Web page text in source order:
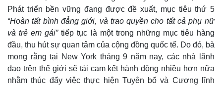
Phát triển bền vững đang được đề xuất, mục tiêu thứ 5
“Hoàn tất bình đẳng giới, và trao quyền cho tất cả phụ nữ
và trẻ em gái”tiếp tục là một trong những mục tiêu hàng
đầu, thu hút sự quan tâm của cộng đồng quốc tế. Do đó, bà
mong rằng tại New York tháng 9 năm nay, các nhà lãnh
đạo trên thế giới sẽ tái cam kết hành động nhiều hơn nữa
nhằm thúc đẩy việc thực hiện Tuyên bố và Cương lĩnh